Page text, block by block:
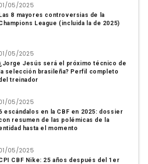
05/2025
8 mayores controversias de la
League (incluida la de 2025)
05/2025
Jesús será el próximo técnico de
la selección brasileña? Perfil completo
treinador
05/2025
escándalos en la CBF en 2025: dossier
resumen de las polémicas de la
hasta el momento
05/2025
CBF Nike: 25 años después del 1er